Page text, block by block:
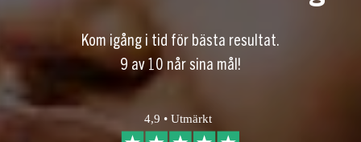
Kom igång i tid för bästa resultat.
9 av 10 når sina mål!